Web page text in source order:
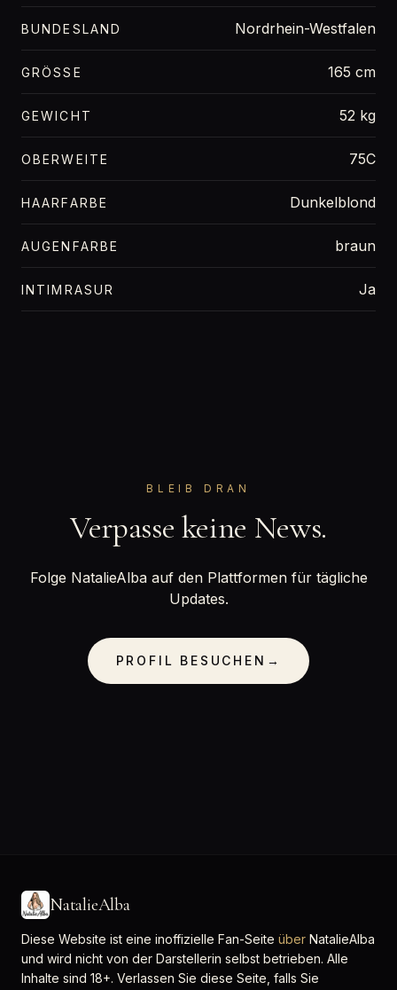
BUNDESLAND Nordrhein-Westfalen
GRÖSSE 165 cm
GEWICHT 52 kg
OBERWEITE 75C
HAARFARBE Dunkelblond
AUGENFARBE braun
INTIMRASUR Ja
BLEIB DRAN
Verpasse keine News.
Folge NatalieAlba auf den Plattformen für tägliche
Updates.
PROFIL BESUCHEN →
NatalieAlba
Diese Website ist eine inoffizielle Fan-Seite über NatalieAlba
und wird nicht von der Darstellerin selbst betrieben. Alle
Inhalte sind 18+. Verlassen Sie diese Seite, falls Sie